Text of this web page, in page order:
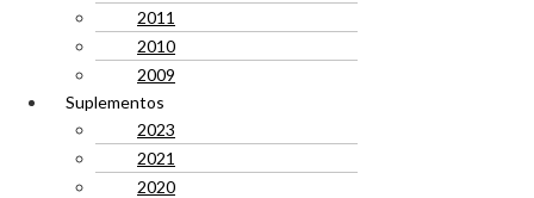
2011
2010
2009
Suplementos
2023
2021
2020